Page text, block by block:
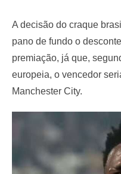
A decisão do craque
pano de fundo o
premiação, já que,
europeia, o vencedor
Manchester City.